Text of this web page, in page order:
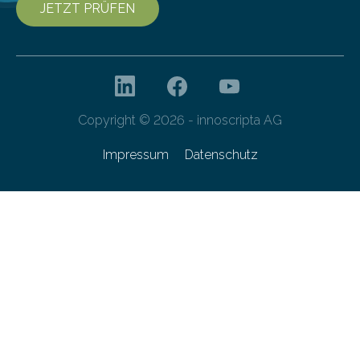
JETZT PRÜFEN
Copyright © 2026 - innoscripta AG
Impressum Datenschutz